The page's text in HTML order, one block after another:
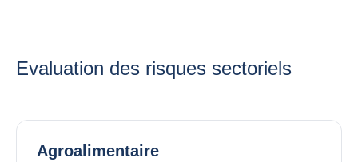
Evaluation des risques sectoriels
Agroalimentaire